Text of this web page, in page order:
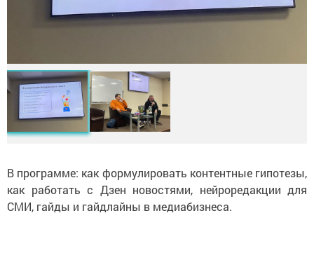
В программе: как формулировать контентные гипотезы,
как работать с Дзен новостями, нейроредакции для
СМИ, гайды и гайдлайны в медиабизнеса.